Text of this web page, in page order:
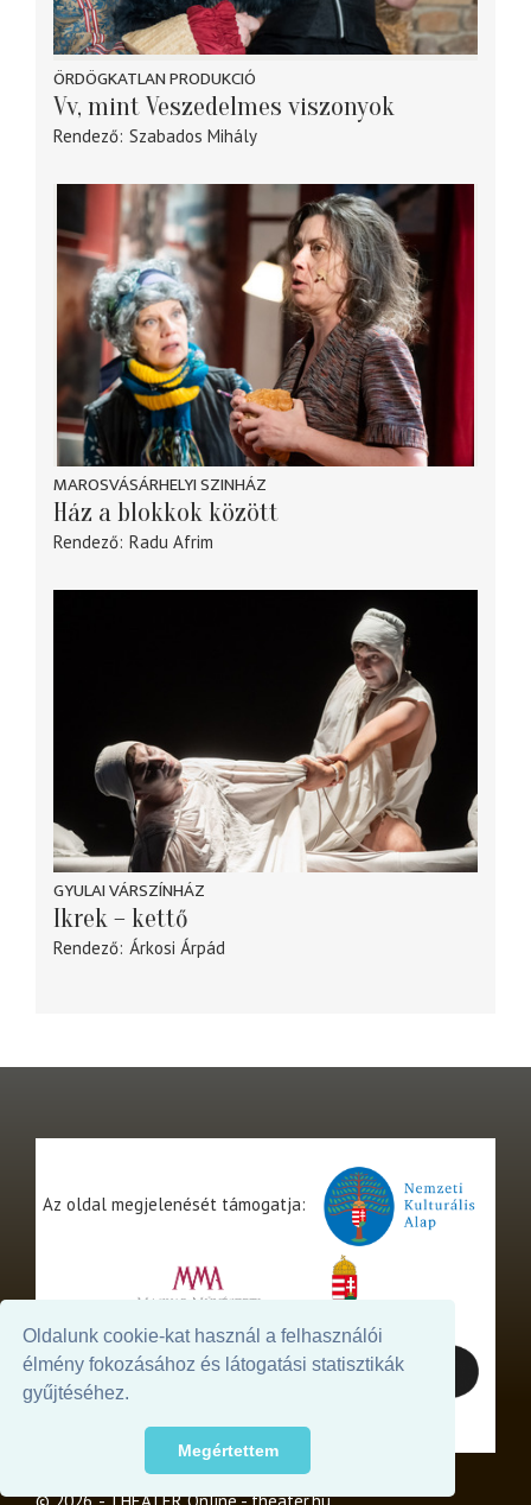
Oldalunk cookie-kat használ a felhasználói
élmény fokozásához és látogatási statisztikák
gyűjtéséhez.
Megértettem
ÖRDÖGKATLAN PRODUKCIÓ
Vv, mint Veszedelmes viszonyok
Rendező Szabados Mihály
MAROSVÁSÁRHELYI SZINHÁZ
Ház a blokkok között
Rendező Radu Afrim
GYULAI VÁRSZÍNHÁZ
Ikrek – kettő
Rendező Árkosi Árpád
Az oldal megjelenését támogatja: